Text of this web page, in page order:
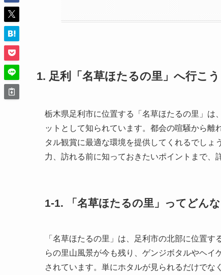
1. 足利「名草ほたるの里」へ行こ
栃木県足利市に位置する「名草ほたるの里」は
ットとして知られています。都会の喧騒から
タル観賞に最適な環境を提供してくれるでし
力、訪れる前に知っておきたいポイントまで、
1-1. 「名草ほたるの里」ってどん
「名草ほたるの里」は、足利市の北部に位置
らの里山風景が今も残り、ゲンジボタルやヘ
されています。単にホタルが見られるだけで